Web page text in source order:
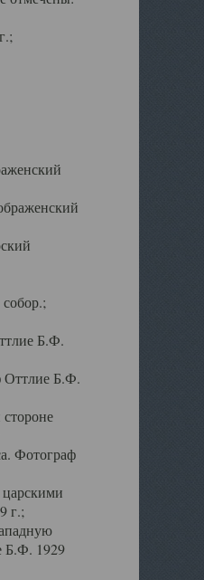
Б.Ф.
Оттлие Б.Ф.
Фотограф
г.;
Б.Ф. 1929